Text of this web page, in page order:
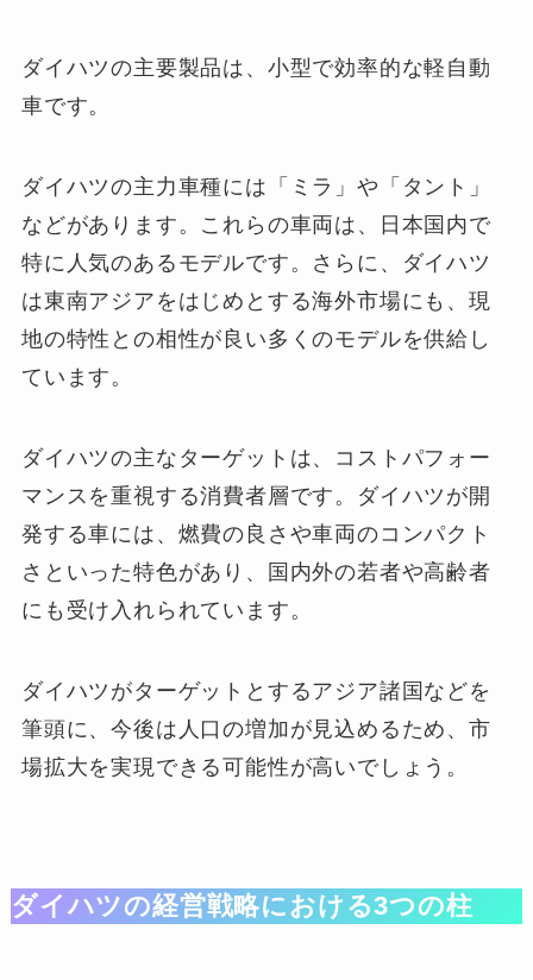
ダイハツの主要製品は、小型で効率的な軽自動
車です。
ダイハツの主力車種には「ミラ」や「タント」
などがあります。これらの車両は、日本国内で
特に人気のあるモデルです。さらに、ダイハツ
は東南アジアをはじめとする海外市場にも、現
地の特性との相性が良い多くのモデルを供給し
ています。
ダイハツの主なターゲットは、コストパフォー
マンスを重視する消費者層です。ダイハツが開
発する車には、燃費の良さや車両のコンパクト
さといった特色があり、国内外の若者や高齢者
にも受け入れられています。
ダイハツがターゲットとするアジア諸国などを
筆頭に、今後は人口の増加が見込めるため、市
場拡大を実現できる可能性が高いでしょう。
ダイハツの経営戦略における3つの柱